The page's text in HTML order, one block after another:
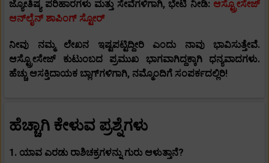
ಜ್ಯೋತಿಷ್ಯ ಪರಿಹಾರಗಳು ಮತ್ತು ಸೇವೆಗಳಿಗಾಗಿ, ಭೇಟಿ ನೀಡಿ: ಆಸ್ಟ್ರೋಸೇಜ್
ಆನ್‌ಲೈನ್ ಶಾಪಿಂಗ್ ಸ್ಟೋರ್
ನೀವು ನಮ್ಮ ಲೇಖನ ಇಷ್ಟಪಟ್ಟಿದ್ದೀರಿ ಎಂದು ನಾವು ಭಾವಿಸುತ್ತೇವೆ.
ಆಸ್ಟ್ರೋಸೇಜ್ ಕುಟುಂಬದ ಪ್ರಮುಖ ಭಾಗವಾಗಿದ್ದಕ್ಕಾಗಿ ಧನ್ಯವಾದಗಳು.
ಹೆಚ್ಚು ಆಸಕ್ತಿದಾಯಕ ಬ್ಲಾಗ್‌ಗಳಿಗಾಗಿ, ನಮ್ಮೊಂದಿಗೆ ಸಂಪರ್ಕದಲ್ಲಿರಿ!
ಹೆಚ್ಚಾಗಿ ಕೇಳುವ ಪ್ರಶ್ನೆಗಳು
1. ಯಾವ ಎರಡು ರಾಶಿಚಕ್ರಗಳನ್ನು ಗುರು ಆಳುತ್ತಾನೆ?